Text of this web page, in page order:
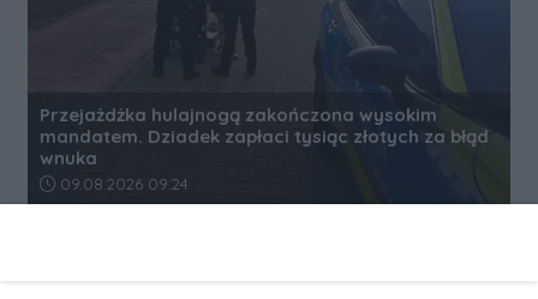
Przejażdżka hulajnogą zakończona wysokim
mandatem. Dziadek zapłaci tysiąc złotych za błąd
wnuka
Data dodania artykułu:
09.08.2026 09:24